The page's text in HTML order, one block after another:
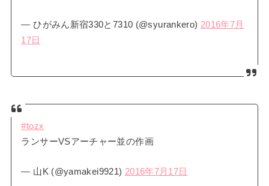
— ひがみん新宿330と7310 (@syurankero) 2016年7月
17日
#tozx
ランサーVSアーチャー並の作画
— 山K (@yamakei9921) 2016年7月17日